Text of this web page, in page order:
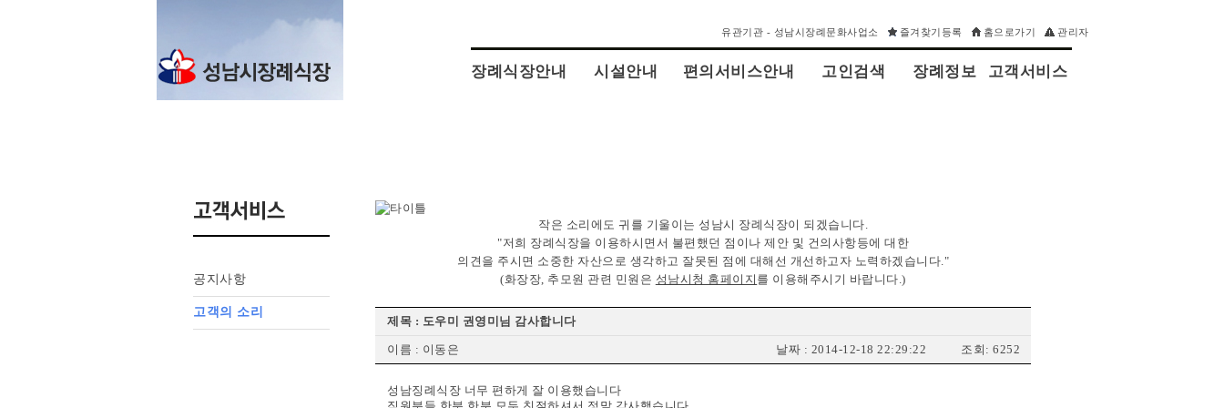
유관기관 - 성남시장례문화사업소 즐겨찾기등록 홈으로가기 관리자
장례식장안내 시설안내 편의서비스안내 고인검색 장례정보 고객서비스
공지사항
고객의 소리
작은 소리에도 귀를 기울이는 성남시 장례식장이 되겠습니다.
"저희 장례식장을 이용하시면서 불편했던 점이나 제안 및 건의사항등에 대한
의견을 주시면 소중한 자산으로 생각하고 잘못된 점에 대해선 개선하고자 노력하겠습니다."
(화장장, 추모원 관련 민원은 성남시청 홈페이지 를 이용해주시기 바랍니다.)
제목 : 도우미 권영미님 감사합니다
이름 : 이동은 날짜 : 2014-12-18 22:29:22 조회: 6252
성남징례식장 너무 편하게 잘 이용했습니다